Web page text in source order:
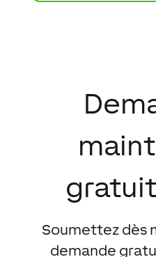
Soumettez dès
demande